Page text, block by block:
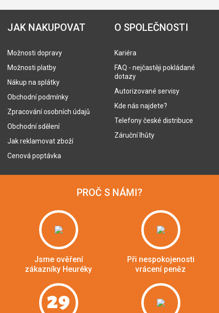
JAK NAKUPOVAT
Možnosti dopravy
Možnosti platby
Nákup na splátky
Obchodní podmínky
Zpracování osobních údajů
Obchodní sdělení
Jak reklamovat zboží
Cenová poptávka
O SPOLEČNOSTI
Kariéra
FAQ - nejčastěji pokládané
dotazy
Autorizované servisy
Kde nás najdete?
Telefony české distribuce
Záruční lhůty
PROČ S NÁMI?
Jsme ověření
zákazníky Heuréky
Při nespokojenosti
vrácení peněz
29